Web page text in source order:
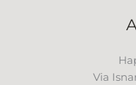
Via